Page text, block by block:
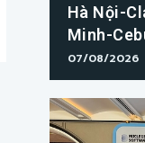
Hà Nội-
Minh-
07/08/2026